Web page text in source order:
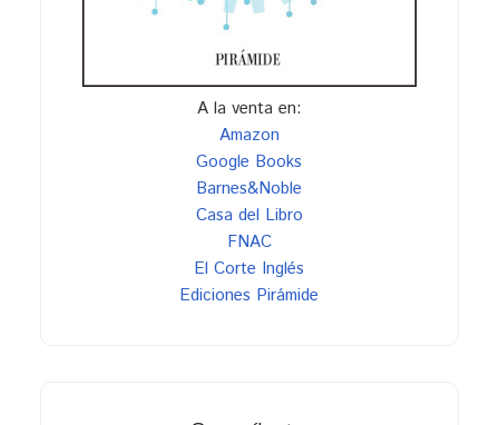
A la venta en:
Amazon
Google Books
Barnes&Noble
Casa del Libro
FNAC
El Corte Inglés
Ediciones Pirámide